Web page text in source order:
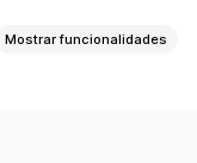
Mostrar funcionalidades